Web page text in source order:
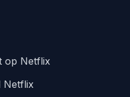
op Netflix
Netflix